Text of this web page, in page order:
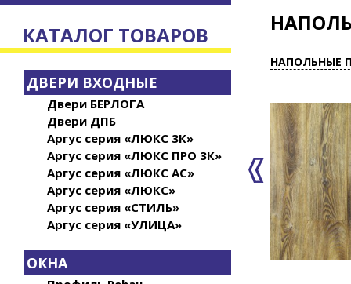
КАТАЛОГ ТОВАРОВ
ДВЕРИ ВХОДНЫЕ
Двери БЕРЛОГА
Двери ДПБ
Аргус серия «ЛЮКС 3К»
Аргус серия «ЛЮКС ПРО 3К»
Аргус серия «ЛЮКС АС»
Аргус серия «ЛЮКС»
Аргус серия «СТИЛЬ»
Аргус серия «УЛИЦА»
ОКНА
НАПОЛЬНЫЕ